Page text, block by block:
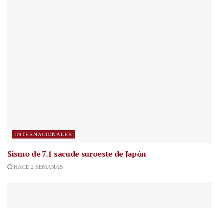
INTERNACIONALES
Sismo de 7.1 sacude suroeste de Japón
HACE 2 SEMANAS